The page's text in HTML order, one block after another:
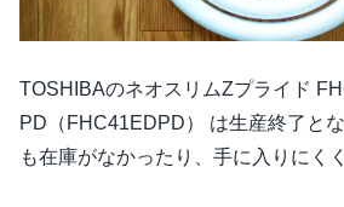
TOSHIBAのネオスリムZプライド
PD（FHC41EDPD） は生産終了と
も在庫がなかったり、手に入りにく